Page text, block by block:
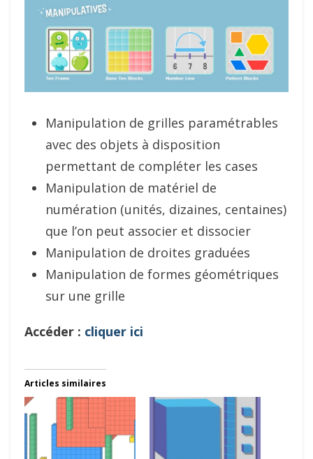
Manipulation de grilles paramétrables
avec des objets à disposition
permettant de compléter les cases
Manipulation de matériel de
numération (unités, dizaines, centaines)
que l’on peut associer et dissocier
Manipulation de droites graduées
Manipulation de formes géométriques
sur une grille
Accéder : cliquer ici
Articles similaires